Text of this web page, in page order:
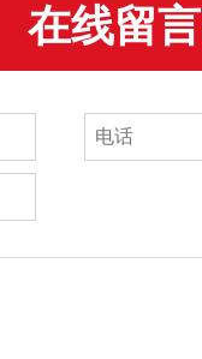
在线留言